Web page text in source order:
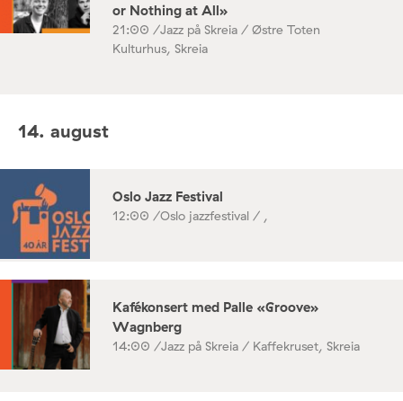
or Nothing at All»
21:00 /Jazz på Skreia / Østre Toten
Kulturhus, Skreia
14. august
Oslo Jazz Festival
12:00 /Oslo jazzfestival / ,
Kafékonsert med Palle «Groove»
Wagnberg
14:00 /Jazz på Skreia / Kaffekruset, Skreia